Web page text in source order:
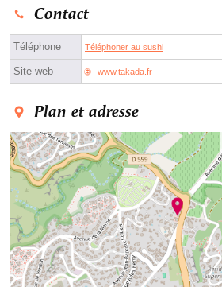
Contact
Téléphone Téléphoner au sushi
Site web www.takada.fr
Plan et adresse